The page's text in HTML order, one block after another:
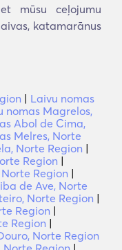
mūsu ceļojumu
katamarānus
| Laivu nomas
nomas Magrelos,
Abol de Cima,
Melres, Norte
Norte Region |
Region |
Region |
de Ave, Norte
Norte Region |
Region |
Region |
Norte Region